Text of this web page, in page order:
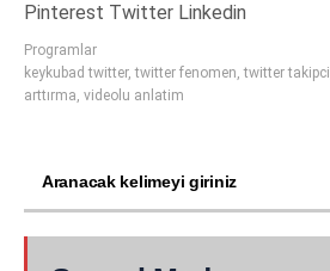
Pinterest Twitter Linkedin
Programlar
keykubad twitter,twitter fenomen,twitter takipci
arttırma, videolu anlatim